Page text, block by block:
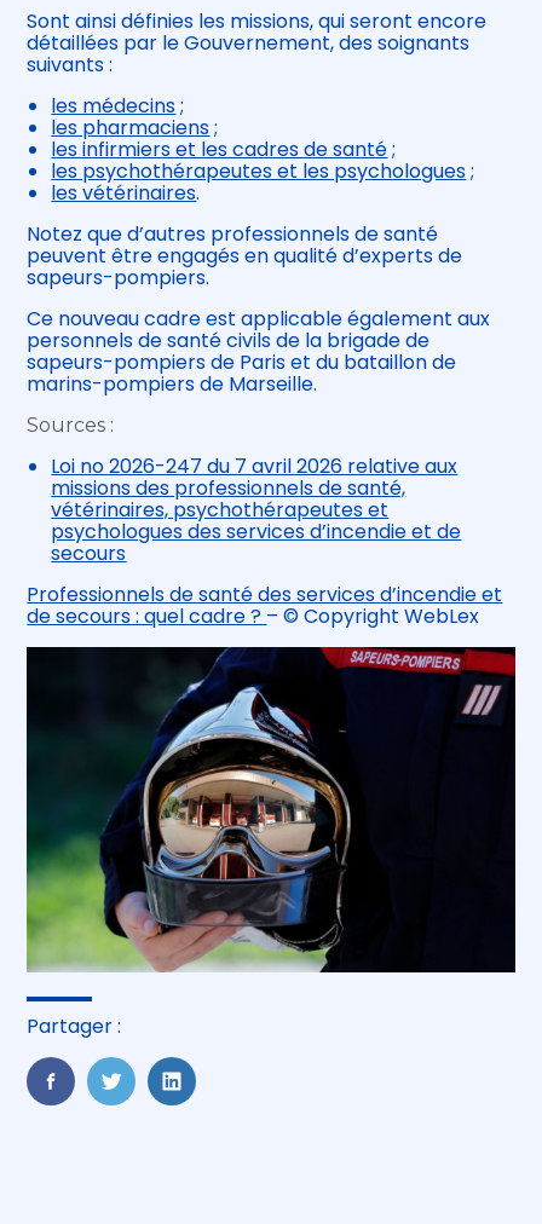
Sont ainsi définies les missions, qui seront encore
détaillées par le Gouvernement, des soignants
suivants :
les médecins;
les pharmaciens;
les infirmiers et les cadres de santé;
les psychothérapeutes et les psychologues;
les vétérinaires.
Notez que d’autres professionnels de santé
peuvent être engagés en qualité d’experts de
sapeurs-pompiers.
Ce nouveau cadre est applicable également aux
personnels de santé civils de la brigade de
sapeurs-pompiers de Paris et du bataillon de
marins-pompiers de Marseille.
Sources :
Loi no 2026-247 du 7 avril 2026 relative aux
missions des professionnels de santé,
vétérinaires, psychothérapeutes et
psychologues des services d’incendie et de
secours
Professionnels de santé des services d’incendie et
de secours : quel cadre ? – © Copyright WebLex
Partager :
FaceBook
TwitterLinkedIn